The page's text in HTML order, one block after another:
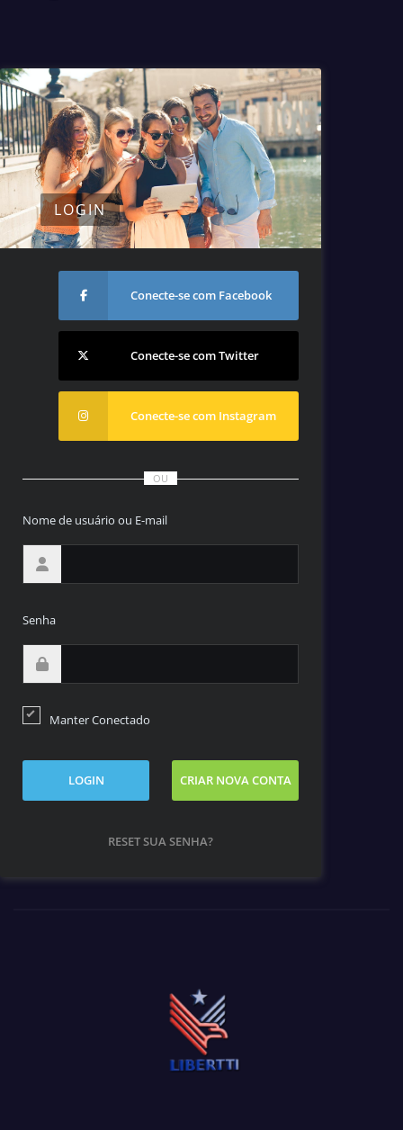
LOGIN
Conecte-se com Facebook
Conecte-se com Twitter
Conecte-se com Instagram
OU
Nome de usuário ou E-mail
Senha
Manter Conectado
LOGIN CRIAR NOVA CONTA
RESET SUA SENHA?